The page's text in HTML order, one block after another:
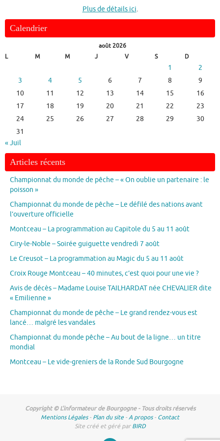
Plus de détails ici.
Calendrier
août 2026
L
M M J V S D
1
2
3
4 5 6 7 8
9
10
11 12 13 14 15
16
17
18 19 20 21 22
23
24
25 26 27 28 29
30
31
« Juil
Articles récents
Championnat du monde de pêche – « On oublie un partenaire : le
poisson »
Championnat du monde de pêche – Le défilé des nations avant
l’ouverture officielle
Montceau – La programmation au Capitole du 5 au 11 août
Ciry-le-Noble – Soirée guiguette vendredi 7 août
Le Creusot – La programmation au Magic du 5 au 11 août
Croix Rouge Montceau – 40 minutes, c’est quoi pour une vie ?
Avis de décès – Madame Louise TAILHARDAT née CHEVALIER dite
« Emilienne »
Championnat du monde de pêche – Le grand rendez-vous est
lancé… malgré les vandales
Championnat du monde pêche – Au bout de la ligne… un titre
mondial
Montceau – Le vide-greniers de la Ronde Sud Bourgogne
Copyright © L'informateur de Bourgogne - Tous droits réservés
Mentions Légales- Plan du site -A propos- Contact
Site créé et géré parBIRD